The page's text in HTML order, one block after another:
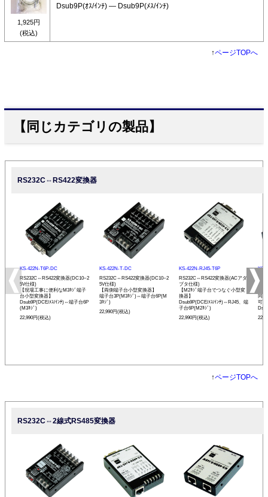
1,925円
(税込)
Dsub9P(ｵｽ/ｲﾝﾁ) ― Dsub9P(ﾒｽ/ｲﾝﾁ)
↑ページTOPへ
【同じカテゴリの製品】
RS232C⇔RS422変換器
KS-422N-T6P-DC
RS232C⇔RS422変換器(DC10~2
5V仕様)
【現場工事に便利なM3ﾈｼﾞ端子
台小型変換器】
Dsub9P(DCE/ﾒｽ/ｲﾝﾁ)⇔端子台6P
(M3ﾈｼﾞ)
22,990円(税込)
KS-422N-T-DC
RS232C⇔RS422変換器(DC10~2
5V仕様)
【両側端子台小型変換器】
端子台3P(M3ﾈｼﾞ)⇔端子台6P(M
3ﾈｼﾞ)
22,990円(税込)
KS-422N-RJ45-T6P
RS232C⇔RS422変換器(ACアダ
プタ仕様)
【M2ﾈｼﾞ端子台でつなぐ小型変
換器】
Dsub9P(DCE/ﾒｽ/ｲﾝﾁ)⇔RJ45、端
子台6P(M2ﾈｼﾞ)
22,990円(税込)
KS-
プ
同
可
↑ページTOPへ
RS232C⇔2線式RS485変換器